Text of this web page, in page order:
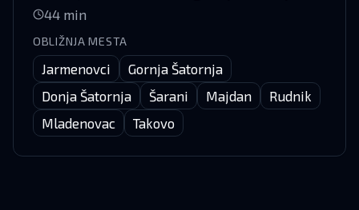
44 min
OBLIŽNJA MESTA
Jarmenovci
Gornja Šatornja
Donja Šatornja
Šarani Majdan
Rudnik
Mladenovac
Takovo